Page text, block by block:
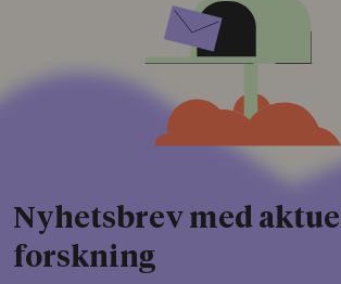
Nyhetsbrev med
forskning